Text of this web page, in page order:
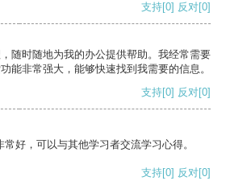
支持[0] 反对[0]
随时随地为我的办公提供帮助。我经常需要
能非常强大，能够快速找到我需要的信息。
支持[0] 反对[0]
好，可以与其他学习者交流学习心得。
支持[0] 反对[0]